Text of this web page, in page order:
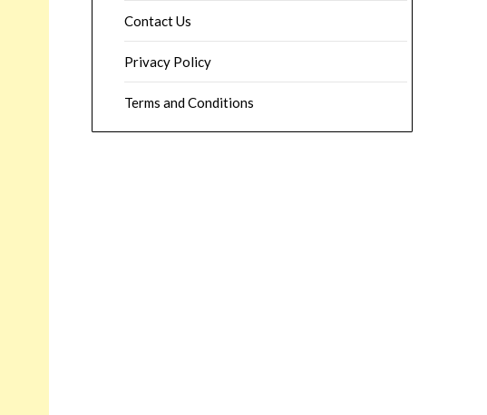
Contact Us
Privacy Policy
Terms and Conditions